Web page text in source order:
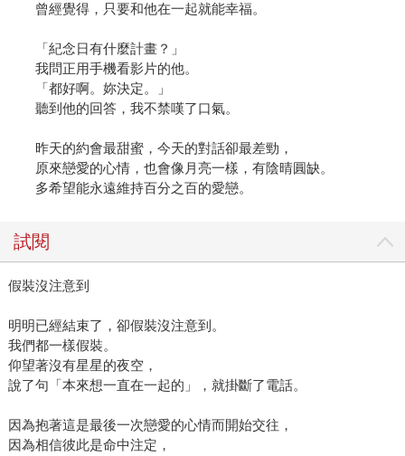
曾經覺得，只要和他在一起就能幸福。
「紀念日有什麼計畫？」
我問正用手機看影片的他。
「都好啊。妳決定。」
聽到他的回答，我不禁嘆了口氣。
昨天的約會最甜蜜，今天的對話卻最差勁，
原來戀愛的心情，也會像月亮一樣，有陰晴圓缺。
多希望能永遠維持百分之百的愛戀。
試閱
假裝沒注意到
明明已經結束了，卻假裝沒注意到。
我們都一樣假裝。
仰望著沒有星星的夜空，
說了句「本來想一直在一起的」，就掛斷了電話。
因為抱著這是最後一次戀愛的心情而開始交往，
因為相信彼此是命中注定，